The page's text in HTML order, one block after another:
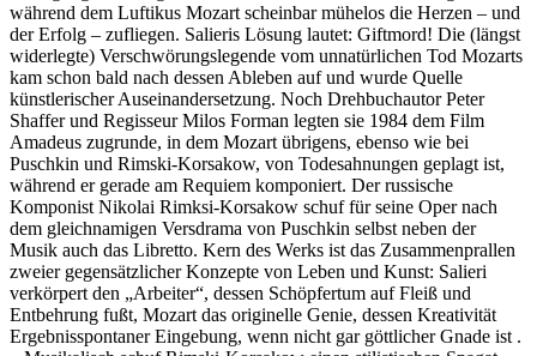
während dem Luftikus Mozart scheinbar mühelos die Herzen – und
der Erfolg – zufliegen. Salieris Lösung lautet: Giftmord! Die (längst
widerlegte) Verschwörungslegende vom unnatürlichen Tod Mozarts
kam schon bald nach dessen Ableben auf und wurde Quelle
künstlerischer Auseinandersetzung. Noch Drehbuchautor Peter
Shaffer und Regisseur Milos Forman legten sie 1984 dem Film
Amadeus zugrunde, in dem Mozart übrigens, ebenso wie bei
Puschkin und Rimski-Korsakow, von Todesahnungen geplagt ist,
während er gerade am Requiem komponiert. Der russische
Komponist Nikolai Rimksi-Korsakow schuf für seine Oper nach
dem gleichnamigen Versdrama von Puschkin selbst neben der
Musik auch das Libretto. Kern des Werks ist das Zusammenprallen
zweier gegensätzlicher Konzepte von Leben und Kunst: Salieri
verkörpert den „Arbeiter“, dessen Schöpfertum auf Fleiß und
Entbehrung fußt, Mozart das originelle Genie, dessen Kreativität
Ergebnisspontaner Eingebung, wenn nicht gar göttlicher Gnade ist .